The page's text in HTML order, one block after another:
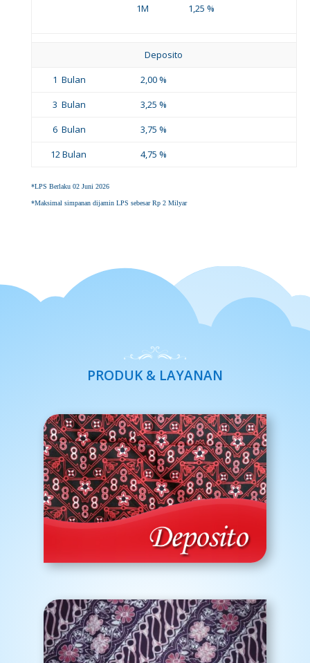
1M 1,25 %
Deposito
1 Bulan
2,00 %
3 Bulan
3,25 %
6 Bulan
3,75 %
12 Bulan
4,75 %
*LPS Berlaku 02 Juni 2026
*Maksimal simpanan dijamin LPS sebesar Rp 2 Milyar
PRODUK & LAYANAN